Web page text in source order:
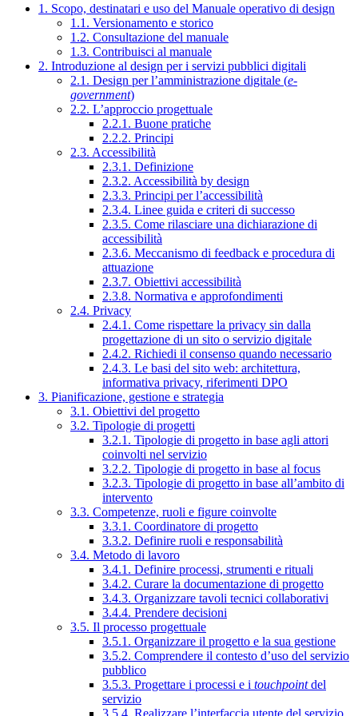
1. Scopo, destinatari e uso del Manuale operativo di design
1.1. Versionamento e storico
1.2. Consultazione del manuale
1.3. Contribuisci al manuale
2. Introduzione al design per i servizi pubblici digitali
2.1. Design per l’amministrazione digitale (e-
government)
2.2. L’approccio progettuale
2.2.1. Buone pratiche
2.2.2. Principi
2.3. Accessibilità
2.3.1. Definizione
2.3.2. Accessibilità by design
2.3.3. Principi per l’accessibilità
2.3.4. Linee guida e criteri di successo
2.3.5. Come rilasciare una dichiarazione di
accessibilità
2.3.6. Meccanismo di feedback e procedura di
attuazione
2.3.7. Obiettivi accessibilità
2.3.8. Normativa e approfondimenti
2.4. Privacy
2.4.1. Come rispettare la privacy sin dalla
progettazione di un sito o servizio digitale
2.4.2. Richiedi il consenso quando necessario
2.4.3. Le basi del sito web: architettura,
informativa privacy, riferimenti DPO
3. Pianificazione, gestione e strategia
3.1. Obiettivi del progetto
3.2. Tipologie di progetti
3.2.1. Tipologie di progetto in base agli attori
coinvolti nel servizio
3.2.2. Tipologie di progetto in base al focus
3.2.3. Tipologie di progetto in base all’ambito di
intervento
3.3. Competenze, ruoli e figure coinvolte
3.3.1. Coordinatore di progetto
3.3.2. Definire ruoli e responsabilità
3.4. Metodo di lavoro
3.4.1. Definire processi, strumenti e rituali
3.4.2. Curare la documentazione di progetto
3.4.3. Organizzare tavoli tecnici collaborativi
3.4.4. Prendere decisioni
3.5. Il processo progettuale
3.5.1. Organizzare il progetto e la sua gestione
3.5.2. Comprendere il contesto d’uso del servizio
pubblico
3.5.3. Progettare i processi e i touchpointdel
servizio
3.5.4. Realizzare l’interfaccia utente del servizio